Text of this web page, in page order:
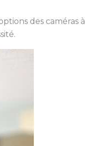
des caméras à